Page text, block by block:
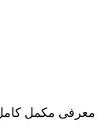
معرفی مکمل کامل